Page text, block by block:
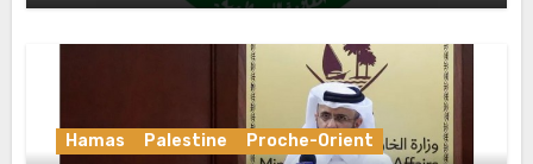
Hamas Palestine Proche-Orient